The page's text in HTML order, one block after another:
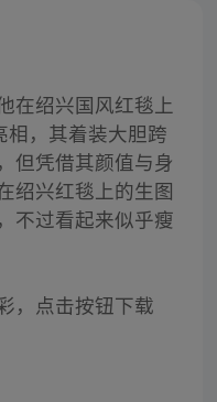
在绍兴国风红毯上
相，其着装大胆跨
但凭借其颜值与身
绍兴红毯上的生图
不过看起来似乎瘦
，点击按钮下载